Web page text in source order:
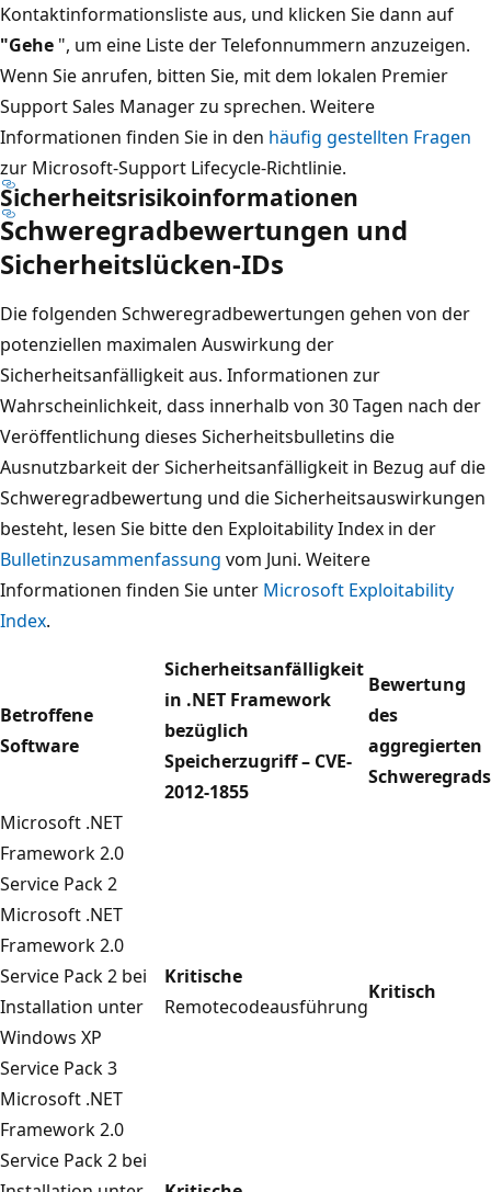
Kontaktinformationsliste aus, und klicken Sie dann auf
"Gehe ", um eine Liste der Telefonnummern anzuzeigen.
Wenn Sie anrufen, bitten Sie, mit dem lokalen Premier
Support Sales Manager zu sprechen. Weitere
Informationen finden Sie in den häufig gestellten Fragen
zur Microsoft-Support Lifecycle-Richtlinie.
Sicherheitsrisikoinformationen
Schweregradbewertungen und
Sicherheitslücken-IDs
Die folgenden Schweregradbewertungen gehen von der
potenziellen maximalen Auswirkung der
Sicherheitsanfälligkeit aus. Informationen zur
Wahrscheinlichkeit, dass innerhalb von 30 Tagen nach der
Veröffentlichung dieses Sicherheitsbulletins die
Ausnutzbarkeit der Sicherheitsanfälligkeit in Bezug auf die
Schweregradbewertung und die Sicherheitsauswirkungen
besteht, lesen Sie bitte den Exploitability Index in der
Bulletinzusammenfassung vom Juni. Weitere
Informationen finden Sie unter Microsoft Exploitability
Index.
Betroffene
Software
Sicherheitsanfälligkeit
in .NET Framework
bezüglich
Speicherzugriff – CVE-
2012-1855
Bewertung
des
aggregierten
Schweregrads
Microsoft .NET
Framework 2.0
Service Pack 2
Microsoft .NET
Framework 2.0
Service Pack 2 bei
Installation unter
Windows XP
Service Pack 3
Kritische
Remotecodeausführung
Kritisch
Microsoft .NET
Framework 2.0
Service Pack 2 bei